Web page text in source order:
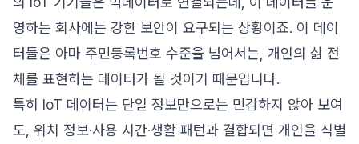
영하는 회사에는 강한 보안이 요구되는 상황이죠. 이 데이
터들은 아마 주민등록번호 수준을 넘어서는, 개인의 삶 전
체를 표현하는 데이터가 될 것이기 때문입니다.
특히 IoT 데이터는 단일 정보만으로는 민감하지 않아 보여
도, 위치 정보·사용 시간·생활 패턴과 결합되면 개인을 식별